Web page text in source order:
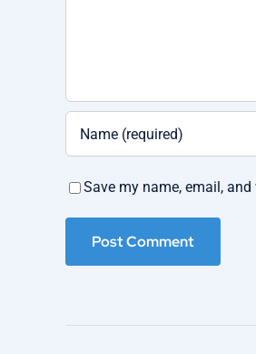
Save my name, email,